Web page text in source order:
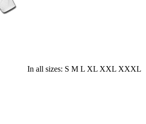
In all sizes: S M L XL XXL XXXL